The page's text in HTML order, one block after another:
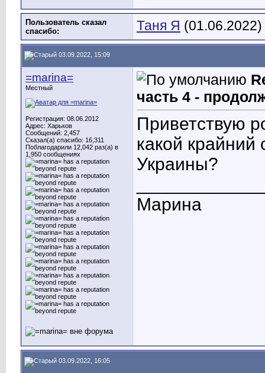
Пользователь сказал
cпасибо:
Таня Я (01.06.2022)
03.09.2022, 15:09
=marina=
Местный
Регистрация: 08.06.2012
Адрес: Харьков
Сообщений: 2,457
Сказал(а) спасибо: 16,311
Поблагодарили 12,042 раз(а) в
1,950 сообщениях
часть 4 -
Приветствую
какой крайний
Украины?
Марина
03.09.2022, 16:05